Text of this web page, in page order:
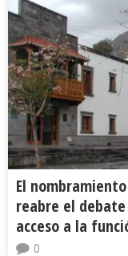
El
reabre el
acceso a la
0